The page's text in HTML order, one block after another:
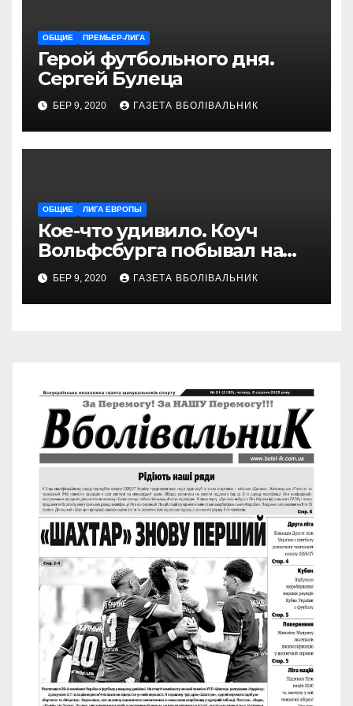
ОБЩИЕ ПРЕМЬЕР-ЛИГА
Герой футбольного дня.
Сергей Булеца
БЕР 9, 2020 ГАЗЕТА ВБОЛІВАЛЬНИК
ОБЩИЕ ЛИГА ЕВРОПЫ
Кое-что удивило. Коуч
Вольфсбурга побывал на
матче Шахтера с Колосом
БЕР 9, 2020 ГАЗЕТА ВБОЛІВАЛЬНИК